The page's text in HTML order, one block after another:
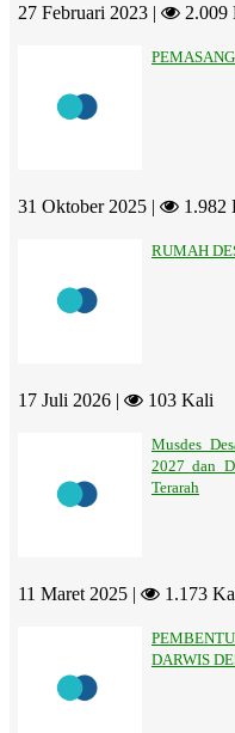
27 Februari 2023 | 2.009
31 Oktober 2025 | 1.982
RUMAH
17 Juli 2026 | 103 Kali
Musdes
2027 dan
Terarah
11 Maret 2025 | 1.173
DARWIS